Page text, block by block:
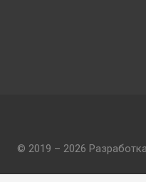
© 2019 – 2026